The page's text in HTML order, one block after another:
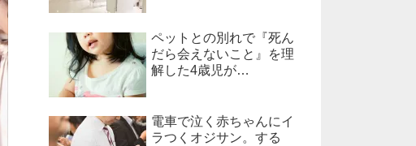
ペットとの別れで『死ん
だら会えないこと』を理
解した4歳児が…
電車で泣く赤ちゃんにイ
ラつくオジサン。する